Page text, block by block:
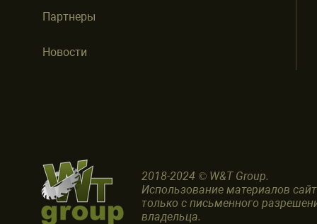
Партнеры
Новости
2018-2024 © W&T Group.
Использование материалов
только с письменного
владельца.